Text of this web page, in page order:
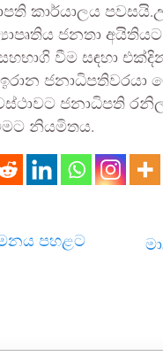
කාර්යාලය
ජනතා
වීම සඳහා
ජනාධිපතිවරයා
ජනාධිපති
නියමිතය.
පහළට